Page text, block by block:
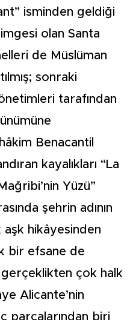
isminden geldiği
olan Santa
de Müslüman
sonraki
tarafından
Benacantil
kayalıkları “La
Yüzü”
şehrin adının
aşk hikâyesinden
bir efsane de
gerçeklikten çok halk
Alicante’nin
parçalarından biri